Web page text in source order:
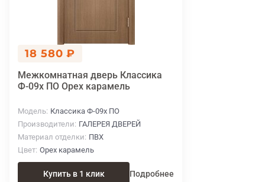
18 580 ₽
Межкомнатная дверь Классика
Ф-09х ПО Орех карамель
Модель Классика Ф-09х ПО
Производители ГАЛЕРЕЯ ДВЕРЕЙ
Материал отделки ПВХ
Цвет Орех карамель
Купить в 1 клик Подробнее